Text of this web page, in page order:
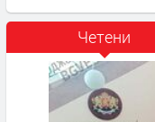
Четени